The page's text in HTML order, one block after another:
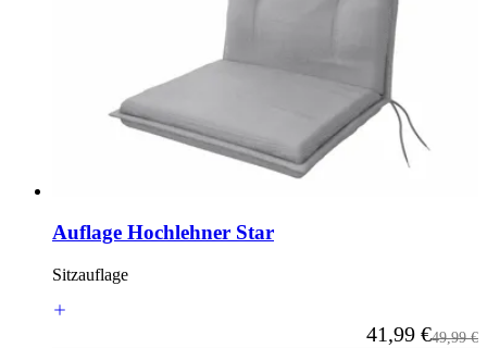
Auflage Hochlehner Star
Sitzauflage
Ab
41,99 €49,99 €